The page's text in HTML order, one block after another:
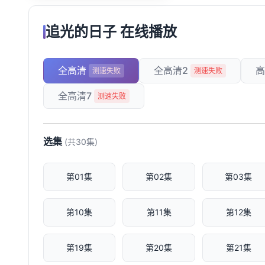
追光的日子 在线播放
全高清 测速失败 全高清2 测速失败
全高清7 测速失败
选集 (共30集)
第01集 第02集 第03集
第10集 第11集 第12集
第19集 第20集 第21集